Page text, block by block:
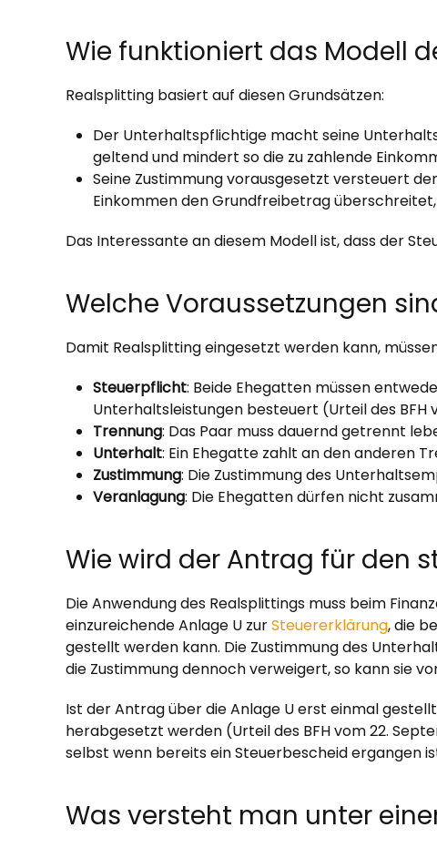
Wie funktioniert das Modell
Realsplitting basiert auf diesen Grundsätzen:
Der Unterhaltspflichtige macht seine
geltend und mindert so die zu zahlende
Seine Zustimmung vorausgesetzt versteuert
Einkommen den Grundfreibetrag
Das Interessante an diesem Modell ist, dass der
Welche Voraussetzungen
Damit Realsplitting eingesetzt werden kann,
Steuerpflicht: Beide Ehegatten müssen
Unterhaltsleistungen besteuert (Urteil des BFH
Trennung: Das Paar muss dauernd getrennt
Unterhalt: Ein Ehegatte zahlt an den anderen
Zustimmung: Die Zustimmung des
Veranlagung: Die Ehegatten dürfen nicht
Wie wird der Antrag für den
Die Anwendung des Realsplittings muss beim
einzureichende Anlage U zurSteuererklärung, die
gestellt werden kann. Die Zustimmung des
die Zustimmung dennoch verweigert, so kann sie
Ist der Antrag über die Anlage U erst einmal
herabgesetzt werden (Urteil des BFH vom 22.
selbst wenn bereits ein Steuerbescheid ergangen ist
Was versteht man unter